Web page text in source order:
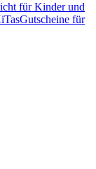
für Kinder und
Gutscheine für